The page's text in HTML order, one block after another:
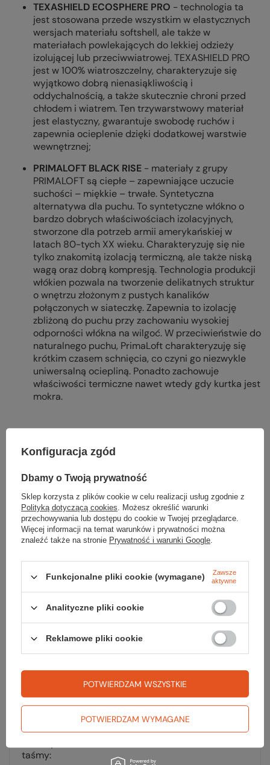
TEXASHIELD ECOSPHERE PRO - technologia ta
jest stosowana przede wszystkim w elastycznych
wersjach materiału softshell, ale także w
materiałach powlekających do lekkiej odzieży
izolującej lub przeciwwiatrowej. TEXASHIELD PRO
jest w 100% wiatroszczelny, charakteryzuje się
wyjątkowo dobrą nienasiąkliwością i
oddychalnością, a także skutecznie chroni przed
chłodem i wiatrem. Ten trzywarstwowy materiał
jest elastyczny, gwarantuje swobodę ruchów i
zapewnia ocieplenie dzięki dodatkowej warstwie
wewnętrznej;
PRIMALOFT BLACK RISE - materiały z grupy
PRIMALOFT są ciepłe – zapewniające uczucie
suchości – miękkie – trwałe. Syntetyczna
alternatywa dla puchu. To syntetyczne włókno o
bardzo dobrych właściwościach izolacyjnych,
stworzone dla potrzeb armii amerykańskiej w
latach 80-tych XX wieku. Charakteryzuję się nie
tylko znakomitą izolacją termiczną, ale także niską
wagą oraz dobrą kompresją. Technologia produkcji
włókien pozwala na tworzenie delikatnych struktur
o wnętrzu złożonym z pustych kanalików
połączonych w siateczkę. Zapewnia to izolację
zbliżoną do puchu przy zachowaniu wysokiej
odporności włókna na wilgoć. W przeciwieństwie do
naturalnego puchu, PrimaLoft charakteryzuję się
krótkim czasem schnięcia, co czyni go niezwykle
uniwersalną ociepliną. Ponadto zachowuje
właściwości termiczne nawet wtedy gdy kurtka jest
mokra.
Parametry
Marka Jack Wolfskin
ECOSPHERE PRO
PRIMALOFT BLACK RISE
Kieszenie
2
Kaptur
tak, zintegrowany –
Waga [g]
445
Kolor
wild berry
Rodzaj wypełnienia
syntetyk
taśmy
Konfiguracja zgód
Dbamy o Twoją prywatność
Sklep korzysta z plików cookie w celu realizacji usług zgodnie z
Polityką dotyczącą cookies. Możesz określić warunki
przechowywania lub dostępu do cookie w Twojej przeglądarce.
Więcej informacji na temat warunków i prywatności można
znaleźć także na stronie Prywatność i warunki Google.
Funkcjonalne pliki cookie (wymagane)
Zawsze
aktywne
Analityczne pliki cookie
Reklamowe pliki cookie
POTWIERDZAM WYMAGANE
POTWIERDZAM WSZYSTKIE